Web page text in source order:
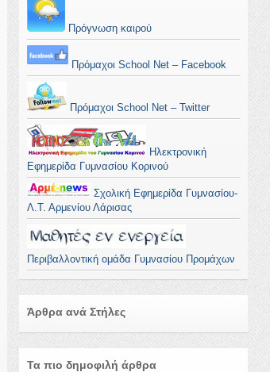
Πρόγνωση καιρού
Πρόμαχοι School Net – Facebook
Πρόμαχοι School Net – Twitter
Ηλεκτρονική
Εφημερίδα Γυμνασίου Κορινού
Σχολική Εφημερίδα Γυμνασίου-
Λ.Τ. Αρμενίου Λάρισας
Περιβαλλοντική ομάδα Γυμνασίου Προμάχων
Άρθρα ανά Στήλες
Τα πιο δημοφιλή άρθρα